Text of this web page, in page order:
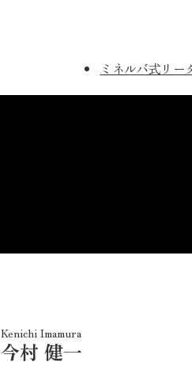
ミネルバ式リー
Kenichi Imamura
今村 健一